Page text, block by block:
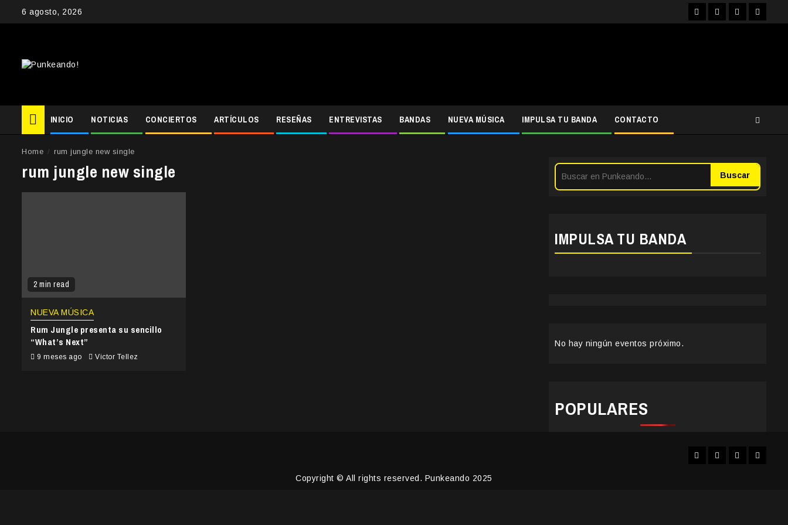
6 agosto, 2026 FacebookInstagram
YouTubeTwitter
INICIO NOTICIAS CONCIERTOS ARTÍCULOS RESEÑAS ENTREVISTAS BANDAS NUEVA MÚSICA IMPULSA TU BANDA CONTACTO
Home rum jungle new single
rum jungle new single
2 min read
NUEVA MÚSICA
Rum Jungle presenta su sencillo
“What’s Next”
9 meses ago Victor Tellez
Buscar
IMPULSA TU BANDA
No hay ningún eventos próximo.
POPULARES
FacebookInstagram
YouTubeTwitter
Copyright © All rights reserved. Punkeando 2025